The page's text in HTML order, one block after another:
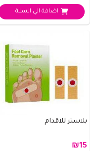
اضافة الي السلة
بلاستر للاقدام
₪15